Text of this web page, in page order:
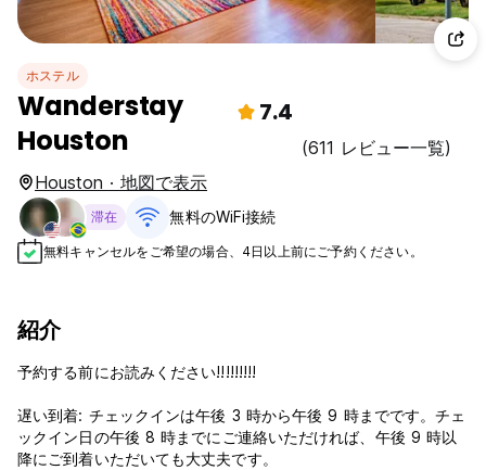
ホステル
Wanderstay
Houston
7.4
(611 レビュー一覧)
Houston · 地図で表示
滞在 無料のWiFi接続
無料キャンセルをご希望の場合、4日以上前にご予約ください。
紹介
予約する前にお読みください!!!!!!!!!
遅い到着: チェックインは午後 3 時から午後 9 時までです。チェ
ックイン日の午後 8 時までにご連絡いただければ、午後 9 時以
降にご到着いただいても大丈夫です。